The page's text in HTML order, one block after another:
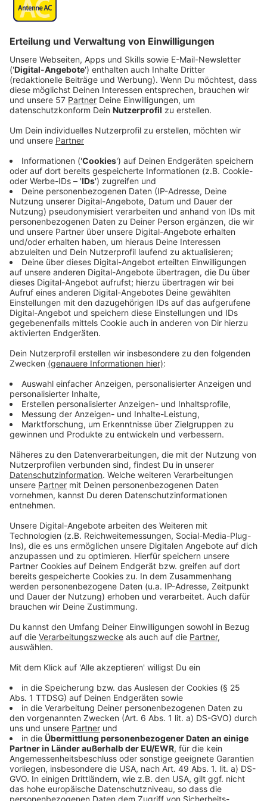
Veröffentlicht:
Doch ihr Leben gerät von einem Tag auf den anderen
komplett aus den Fugen. Während eines Überfalls auf
Täter. Der Mann ist für Erin kein Unbekannter. Und er
Erin steht plötzlich ihr ganzes Leben und das ihrer
Familie auf dem Spiel. Und dafür muss sie sich mit den
Geistern ihrer Vergangenheit beschäftigen, denn Erin
ist in Wahrheit gar keine Lehrerin…
Streaming-Dienst: Netflix
Anzeige
Wir benötigen Ihre
Zustimmung, um den YouTube
Wir verwenden einen Service eines
Drittanbieters, um Videoinhalte
einzubetten. Dieser Service kann
Daten zu Ihren Aktivitäten
sammeln. Bitte lesen Sie die
Details durch und stimmen Sie der
Nutzung des Service zu, um dieses
Video anzusehen.
Mehr Informationen
powered byUsercentrics Consent
Management Platform
Erin hat als Undercover-Polizistin gearbeitet. Doch
einer ihrer Einsätze ging furchtbar schief. Und nun
muss sie sich mit den Folgen dieses Einsatzes erneut
auseinandersetzen.
Anzeige
©Copyright: Netflix
Erin will ihre Tochter Harper beschützen. Doch ist das
schüchterne Mädchen wirklich ihre Tochter?
Anzeige
©Copyright: Netflix
Erin hat in ihrem Mann Jordi eine echte Stütze. Doch
der ahnt nichts von der Vergangenheit seiner Frau.
Anzeige